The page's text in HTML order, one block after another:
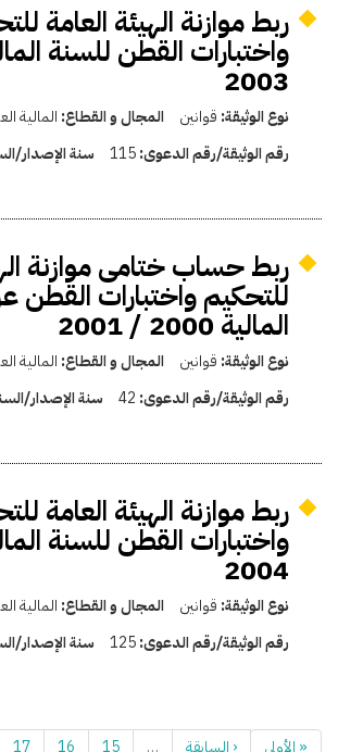
ربط موازنة الهيئة العامة
2003
نوع الوثيقة: قوانين المجال و القطاع: المالية
رقم الوثيقة/رقم الدعوى:115 سنة الإصدار/
ربط حساب ختامى موازنة
للتحكيم واختبارات القطن
المالية 2000 / 2001
نوع الوثيقة: قوانين المجال و القطاع: المالية
رقم الوثيقة/رقم الدعوى: 42 سنة الإصدار/
ربط موازنة الهيئة العامة
2004
نوع الوثيقة: قوانين المجال و القطاع: المالية
رقم الوثيقة/رقم الدعوى:125 سنة الإصدار/
« الأولى ‹ السابقة …
15
16
17